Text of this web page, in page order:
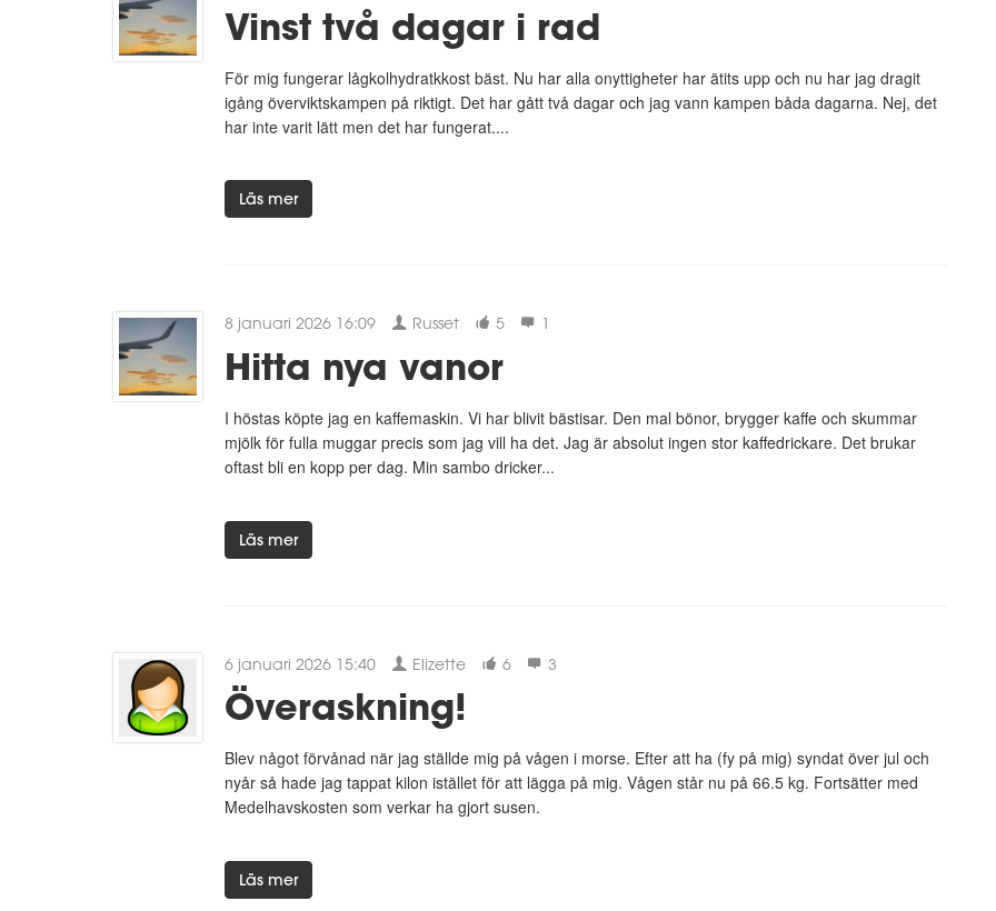
Vinst två dagar i rad
För mig fungerar lågkolhydratkkost bäst. Nu har alla onyttigheter har ätits upp och nu har jag dragit
igång överviktskampen på riktigt. Det har gått två dagar och jag vann kampen båda dagarna. Nej, det
har inte varit lätt men det har fungerat....
Läs mer
8 januari 2026 16:09 Russet 5 1
Hitta nya vanor
I höstas köpte jag en kaffemaskin. Vi har blivit bästisar. Den mal bönor, brygger kaffe och skummar
mjölk för fulla muggar precis som jag vill ha det. Jag är absolut ingen stor kaffedrickare. Det brukar
oftast bli en kopp per dag. Min sambo dricker...
Läs mer
6 januari 2026 15:40 Elizette 6 3
Överaskning!
Blev något förvånad när jag ställde mig på vågen i morse. Efter att ha (fy på mig) syndat över jul och
nyår så hade jag tappat kilon istället för att lägga på mig. Vågen står nu på 66.5 kg. Fortsätter med
Medelhavskosten som verkar ha gjort susen.
Läs mer